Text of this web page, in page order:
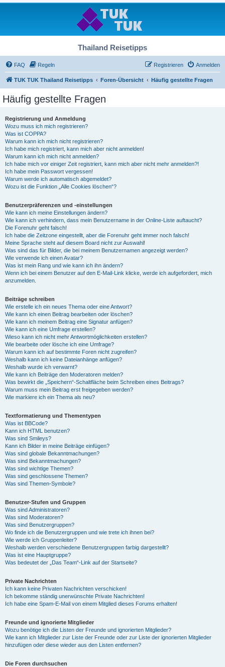
Thailand Reisetipps
FAQ Regeln Anmelden
Registrieren
TUK TUK Thailand Reisetipps Foren-Übersicht Häufig gestellte Fragen
Häufig gestellte Fragen
Registrierung und Anmeldung
Wozu muss ich mich registrieren?
Was ist COPPA?
Warum kann ich mich nicht registrieren?
Ich habe mich registriert, kann mich aber nicht anmelden!
Warum kann ich mich nicht anmelden?
Ich habe mich vor einiger Zeit registriert, kann mich aber nicht mehr anmelden?!
Ich habe mein Passwort vergessen!
Warum werde ich automatisch abgemeldet?
Wozu ist die Funktion „Alle Cookies löschen“?
Benutzerpräferenzen und -einstellungen
Wie kann ich meine Einstellungen ändern?
Wie kann ich verhindern, dass mein Benutzername in der Online-Liste auftaucht?
Die Forenuhr geht falsch!
Ich habe die Zeitzone eingestellt, aber die Forenuhr geht immer noch falsch!
Meine Sprache steht auf diesem Board nicht zur Auswahl!
Was sind das für Bilder, die bei meinem Benutzernamen angezeigt werden?
Wie verwende ich einen Avatar?
Was ist mein Rang und wie kann ich ihn ändern?
Wenn ich bei einem Benutzer auf den E-Mail-Link klicke, werde ich aufgefordert, mich
anzumelden.
Beiträge schreiben
Wie erstelle ich ein neues Thema oder eine Antwort?
Wie kann ich einen Beitrag bearbeiten oder löschen?
Wie kann ich meinem Beitrag eine Signatur anfügen?
Wie kann ich eine Umfrage erstellen?
Wieso kann ich nicht mehr Antwortmöglichkeiten erstellen?
Wie bearbeite oder lösche ich eine Umfrage?
Warum kann ich auf bestimmte Foren nicht zugreifen?
Weshalb kann ich keine Dateianhänge anfügen?
Weshalb wurde ich verwarnt?
Wie kann ich Beiträge den Moderatoren melden?
Was bewirkt die „Speichern“-Schaltfläche beim Schreiben eines Beitrags?
Warum muss mein Beitrag erst freigegeben werden?
Wie markiere ich ein Thema als neu?
Textformatierung und Thementypen
Was ist BBCode?
Kann ich HTML benutzen?
Was sind Smileys?
Kann ich Bilder in meine Beiträge einfügen?
Was sind globale Bekanntmachungen?
Was sind Bekanntmachungen?
Was sind wichtige Themen?
Was sind geschlossene Themen?
Was sind Themen-Symbole?
Benutzer-Stufen und Gruppen
Was sind Administratoren?
Was sind Moderatoren?
Was sind Benutzergruppen?
Wo finde ich die Benutzergruppen und wie trete ich ihnen bei?
Wie werde ich Gruppenleiter?
Weshalb werden verschiedene Benutzergruppen farbig dargestellt?
Was ist eine Hauptgruppe?
Was bedeutet der „Das Team“-Link auf der Startseite?
Private Nachrichten
Ich kann keine Privaten Nachrichten verschicken!
Ich bekomme ständig unerwünschte Private Nachrichten!
Ich habe eine Spam-E-Mail von einem Mitglied dieses Forums erhalten!
Freunde und ignorierte Mitglieder
Wozu benötige ich die Listen der Freunde und ignorierten Mitglieder?
Wie kann ich Mitglieder zur Liste der Freunde oder zur Liste der ignorierten Mitglieder
hinzufügen oder diese wieder aus den Listen entfernen?
Die Foren durchsuchen